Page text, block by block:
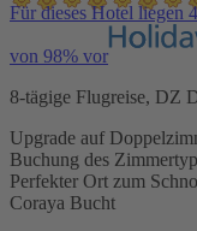
Für dieses Hotel liegen
von 98% vor
8-tägige Flugreise, DZ
Upgrade auf
Buchung des
Perfekter Ort zum
Coraya Bucht